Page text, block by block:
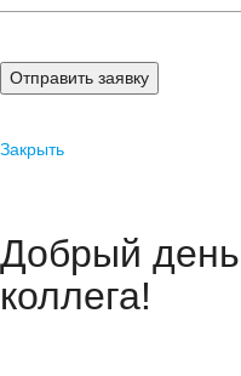
Отправить заявку
Закрыть
Добрый
коллега!